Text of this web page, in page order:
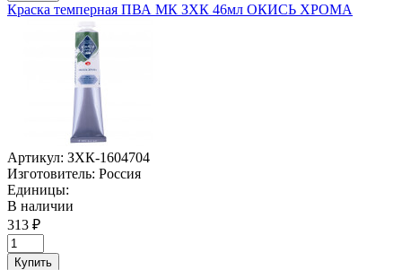
Краска темперная ПВА МК ЗХК 46мл ОКИСЬ ХРОМА
Артикул: ЗХК-1604704
Изготовитель: Россия
Единицы:
В наличии
313 ₽
Купить